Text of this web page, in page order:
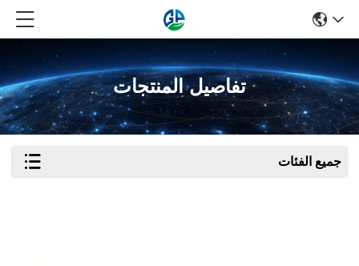
تفاصيل المنتجات
جميع الفئات